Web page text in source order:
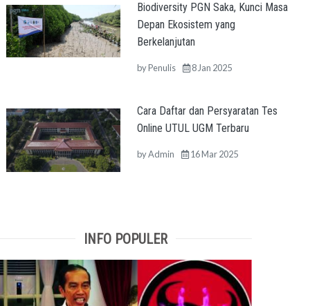
Biodiversity PGN Saka, Kunci Masa
Depan Ekosistem yang
Berkelanjutan
byPenulis 8 Jan 2025
Cara Daftar dan Persyaratan Tes
Online UTUL UGM Terbaru
byAdmin 16 Mar 2025
INFO POPULER